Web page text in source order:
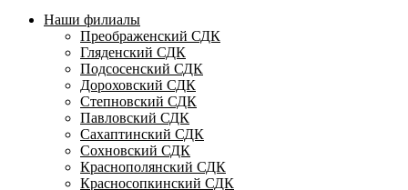
Наши филиалы
Преображенский СДК
Гляденский СДК
Подсосенский СДК
Дороховский СДК
Степновский СДК
Павловский СДК
Сахаптинский СДК
Сохновский СДК
Краснополянский СДК
Красносопкинский СДК